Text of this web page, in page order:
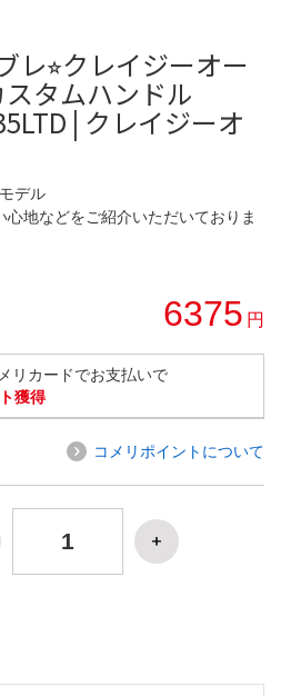
⭐︎クレイジーオー
スタムハンドル
| クレイジーオ
デル
地などをご紹介いただいておりま
6375 円
リカードでお支払いで
獲得
コメリポイントについて